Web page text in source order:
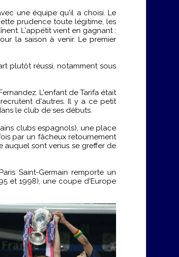
une équipe qu'il a choisi. Le
prudence toute légitime, les
L'appétit vient en gagnant :
la saison à venir. Le premier
plutôt réussi, notamment sous
L'enfant de Tarifa était
d'autres. Il y a ce petit
le club de ses débuts.
clubs espagnols), une place
par un fâcheux retournement
auquel sont venus se greffer de
Saint-Germain remporte un
et 1998), une coupe d'Europe